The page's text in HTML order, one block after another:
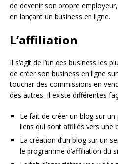
de devenir son propre
en lançant un business en ligne.
L’affiliation
Il s’agit de l’un des business les
de créer son business en ligne
toucher des commissions en
des autres. Il existe différentes
Le fait de créer un blog sur
liens qui sont affiliés vers une
La création d’un blog sur un
le programme d’affiliation du